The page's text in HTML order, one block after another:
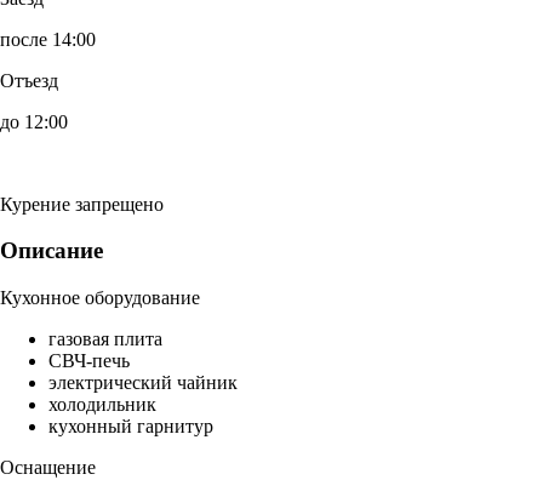
после 14:00
Отъезд
до 12:00
Курение запрещено
Описание
Кухонное оборудование
газовая плита
СВЧ-печь
электрический чайник
холодильник
кухонный гарнитур
Оснащение